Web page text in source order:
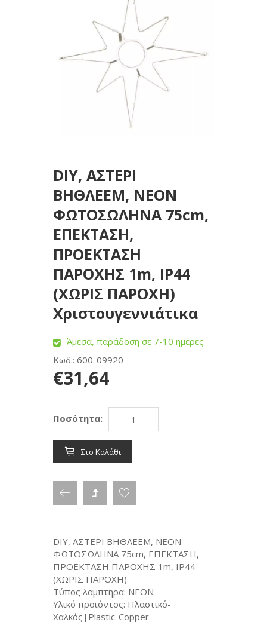
DIY, ΑΣΤΕΡΙ
ΒΗΘΛΕΕΜ, ΝΕΟΝ
ΦΩΤΟΣΩΛΗΝΑ 75cm,
ΕΠΕΚΤΑΣΗ,
ΠΡΟΕΚΤΑΣΗ
ΠΑΡΟΧΗΣ 1m, IP44
(ΧΩΡΙΣ ΠΑΡΟΧΗ)
Χριστουγεννιάτικα
Άμεσα, παράδοση σε 7-10 ημέρες
Κωδ.: 600-09920
€31,64
Ποσότητα:
Στο Καλάθι
DIY, ΑΣΤΕΡΙ ΒΗΘΛΕΕΜ, ΝΕΟΝ
ΦΩΤΟΣΩΛΗΝΑ 75cm, ΕΠΕΚΤΑΣΗ,
ΠΡΟΕΚΤΑΣΗ ΠΑΡΟΧΗΣ 1m, IP44
(ΧΩΡΙΣ ΠΑΡΟΧΗ)
Τύπος λαμπτήρα: NEON
Υλικό προϊόντος: Πλαστικό-
Χαλκός|Plastic-Copper